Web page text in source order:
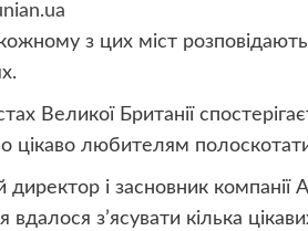
з цих міст
Великої Британії
цікаво любителям
директор і засновник
вдалося з’ясувати кілька